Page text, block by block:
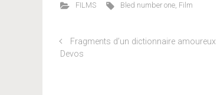
FILMS Bled number one, Film
Fragments d’un dictionnaire
Devos